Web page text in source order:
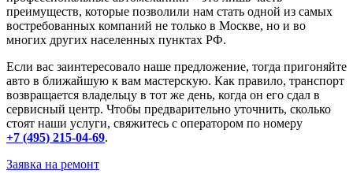
преимуществ, которые позволили нам стать одной из самых
востребованных компаний не только в Москве, но и во
многих других населенных пунктах РФ.
Если вас заинтересовало наше предложение, тогда пригоняйте
авто в ближайшую к вам мастерскую. Как правило, транспорт
возвращается владельцу в тот же день, когда он его сдал в
сервисный центр. Чтобы предварительно уточнить, сколько
стоят наши услуги, свяжитесь с оператором по номеру
+7 (495) 215-04-69.
Заявка на ремонт